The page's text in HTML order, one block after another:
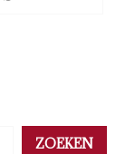
ZOEKEN